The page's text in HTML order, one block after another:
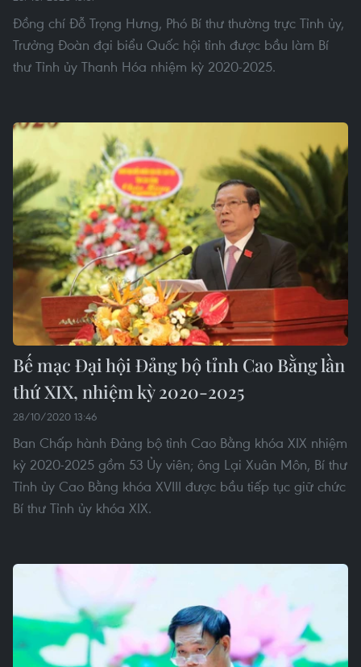
Đồng chí Đỗ Trọng Hưng, Phó Bí thư thường trực Tỉnh ủy,
Trưởng Đoàn đại biểu Quốc hội tỉnh được bầu làm Bí
thư Tỉnh ủy Thanh Hóa nhiệm kỳ 2020-2025.
Bế mạc Đại hội Đảng bộ tỉnh Cao Bằng lần
thứ XIX, nhiệm kỳ 2020-2025
28/10/2020 13:46
Ban Chấp hành Đảng bộ tỉnh Cao Bằng khóa XIX nhiệm
kỳ 2020-2025 gồm 53 Ủy viên; ông Lại Xuân Môn, Bí thư
Tỉnh ủy Cao Bằng khóa XVIII được bầu tiếp tục giữ chức
Bí thư Tỉnh ủy khóa XIX.